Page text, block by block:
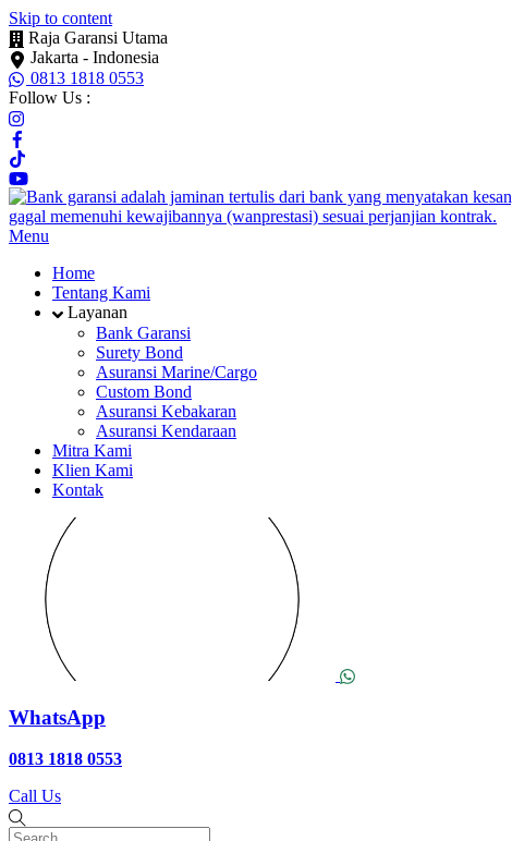
Skip to content
Raja Garansi Utama
Jakarta - Indonesia
0813 1818 0553
Follow Us :
Menu
Home
Tentang Kami
Layanan
Bank Garansi
Surety Bond
Asuransi Marine/Cargo
Custom Bond
Asuransi Kebakaran
Asuransi Kendaraan
Mitra Kami
Klien Kami
Kontak
WhatsApp
0813 1818 0553
Call Us